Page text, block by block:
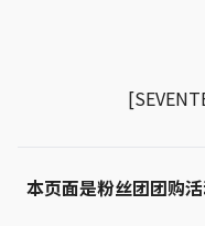
本页面是粉丝团团购